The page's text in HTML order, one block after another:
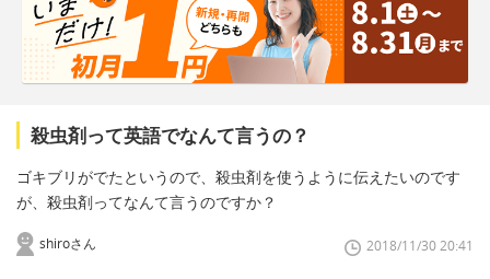
殺虫剤って英語でなんて言うの？
ゴキブリがでたというので、殺虫剤を使うように伝えたいのです
が、殺虫剤ってなんて言うのですか？
shiroさん 2018/11/30 20:41